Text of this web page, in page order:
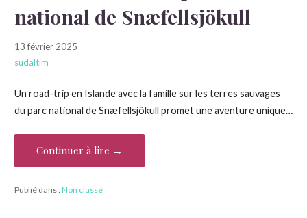
national de Snæfellsjökull
13 février 2025
sudaltim
Un road-trip en Islande avec la famille sur les terres sauvages
du parc national de Snæfellsjökull promet une aventure unique…
Continuer à lire →
Publié dans :Non classé